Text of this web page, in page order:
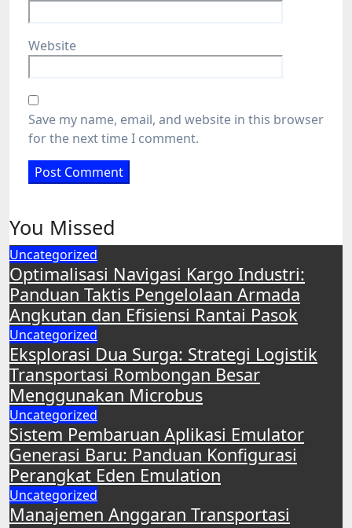
Website
Save my name, email, and website in this browser
for the next time I comment.
You Missed
Uncategorized
Optimalisasi Navigasi Kargo Industri:
Panduan Taktis Pengelolaan Armada
Angkutan dan Efisiensi Rantai Pasok
Uncategorized
Eksplorasi Dua Surga: Strategi Logistik
Transportasi Rombongan Besar
Menggunakan Microbus
Uncategorized
Sistem Pembaruan Aplikasi Emulator
Generasi Baru: Panduan Konfigurasi
Perangkat Eden Emulation
Uncategorized
Manajemen Anggaran Transportasi